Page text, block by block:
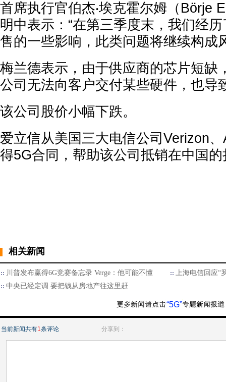
首席执行官伯杰‧埃克霍尔姆（Börje
明中表示：“在第三季度末，我们经
售的一些影响，此类问题将继续构成
梅兰德表示，由于供应商的芯片短缺
公司无法向客户交付某些硬件，也导
该公司股价小幅下跌。
爱立信从美国三大电信公司Verizon
得5G合同，帮助该公司抵销在中国
相关新闻
川普发布赢得6G竞赛备忘录 Verge：他可能不懂
上海电信回应“
中央已经定调 要把钱从房地产往这里赶
“5G”
当前新闻共有1条评论 分享到：